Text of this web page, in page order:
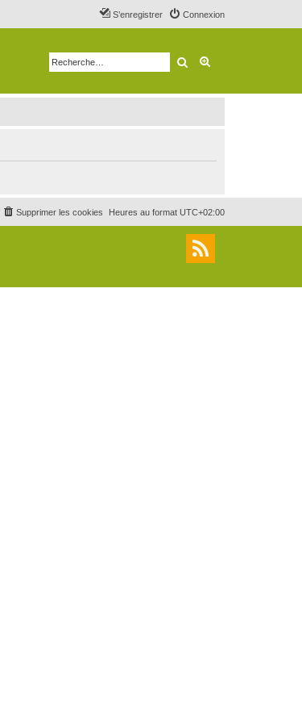
Connexion
S’enregistrer
Rechercher
Heures au format UTC+02:00
Supprimer les cookies